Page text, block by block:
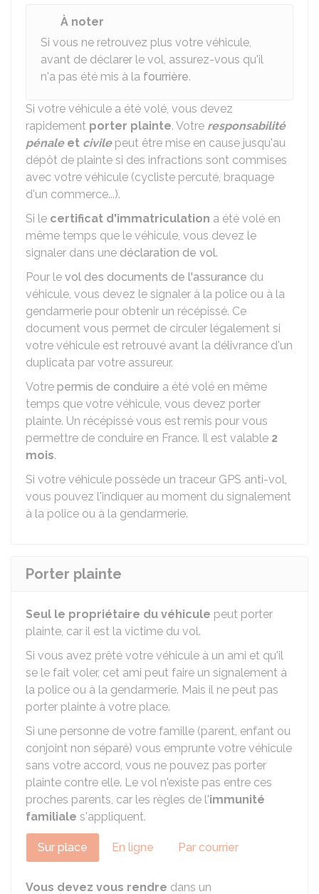
À noter
Si vous ne retrouvez plus votre véhicule,
avant de déclarer le vol, assurez-vous qu'il
n'a pas été mis à la fourrière.
Si votre véhicule a été volé, vous devez
rapidement porter plainte. Votre responsabilité
pénaleet civilepeut être mise en cause jusqu'au
dépôt de plainte si des infractions sont commises
avec votre véhicule (cycliste percuté, braquage
d'un commerce...).
Si le certificat d'immatriculation a été volé en
même temps que le véhicule, vous devez le
signaler dans une déclaration de vol.
Pour le vol des documents de l'assurance du
véhicule, vous devez le signaler à la police ou à la
gendarmerie pour obtenir un récépissé. Ce
document vous permet de circuler légalement si
votre véhicule est retrouvé avant la délivrance d'un
duplicata par votre assureur.
Votre permis de conduire a été volé en même
temps que votre véhicule, vous devez porter
plainte. Un récépissé vous est remis pour vous
permettre de conduire en France. Il est valable 2
mois.
Si votre véhicule possède un traceur GPS anti-vol,
vous pouvez l'indiquer au moment du signalement
à la police ou à la gendarmerie.
Porter plainte
Seul le propriétaire du véhicule peut porter
plainte, car il est la victime du vol.
Si vous avez prêté votre véhicule à un ami et qu'il
se le fait voler, cet ami peut faire un signalement à
la police ou à la gendarmerie. Mais il ne peut pas
porter plainte à votre place.
Si une personne de votre famille (parent, enfant ou
conjoint non séparé) vous emprunte votre véhicule
sans votre accord, vous ne pouvez pas porter
plainte contre elle. Le vol n'existe pas entre ces
proches parents, car les règles de l'immunité
familiale s'appliquent.
Sur place En ligne Par courrier
Vous devez vous rendre dans un